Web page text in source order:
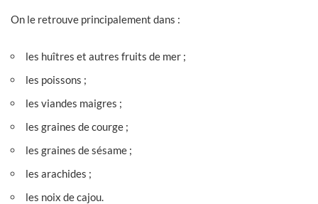
On le retrouve principalement dans :
les huîtres et autres fruits de mer ;
les poissons ;
les viandes maigres ;
les graines de courge ;
les graines de sésame ;
les arachides ;
les noix de cajou.